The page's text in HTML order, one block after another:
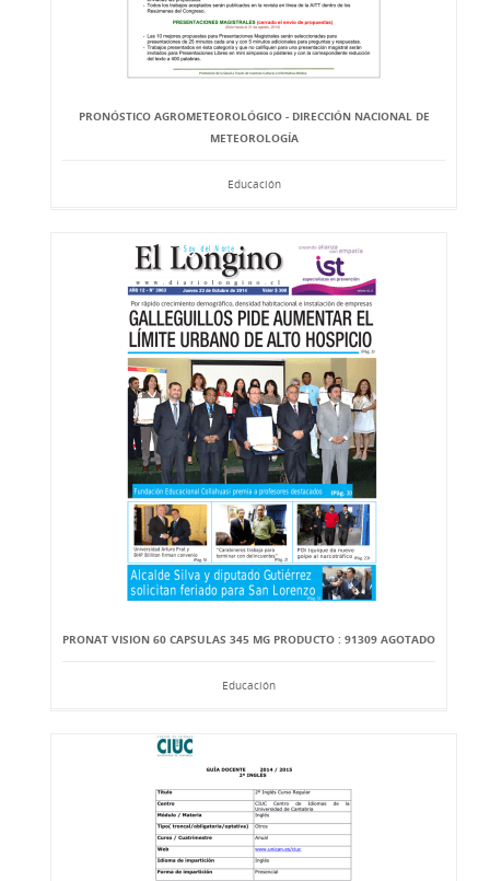
PRONÓSTICO AGROMETEOROLÓGICO - DIRECCIÓN NACIONAL DE
METEOROLOGÍA
Educación
PRONAT VISION 60 CAPSULAS 345 MG PRODUCTO : 91309 AGOTADO
Educación